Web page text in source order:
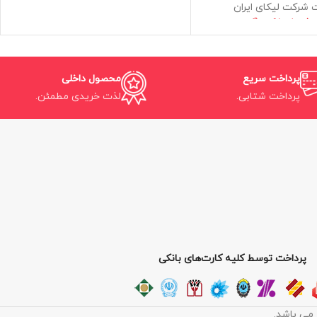
شرکت لیکای ایران
1 کیلوگرم
محصول داخلی
لذت خریدی مطمئن.
پرداخت سریع
پرداخت شتابی.
پرداخت توسط کلیه کارت‌های بانکی